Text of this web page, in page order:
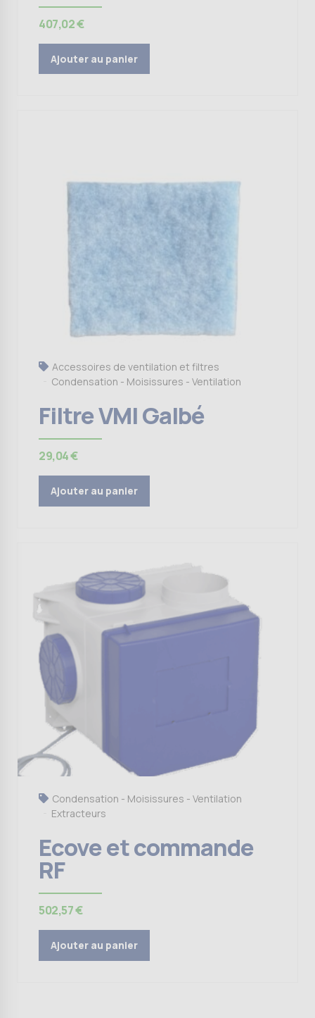
407,02€
Ajouter au panier
Accessoires de ventilation et filtres
Condensation - Moisissures - Ventilation
Filtre VMI Galbé
29,04€
Ajouter au panier
Condensation - Moisissures - Ventilation
Extracteurs
Ecove et commande
RF
502,57€
Ajouter au panier